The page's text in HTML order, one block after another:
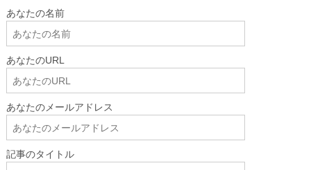
あなたの名前
あなたのURL
あなたのメールアドレス
記事のタイトル